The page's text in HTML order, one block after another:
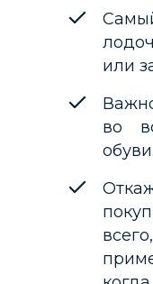
или
во
обуви.